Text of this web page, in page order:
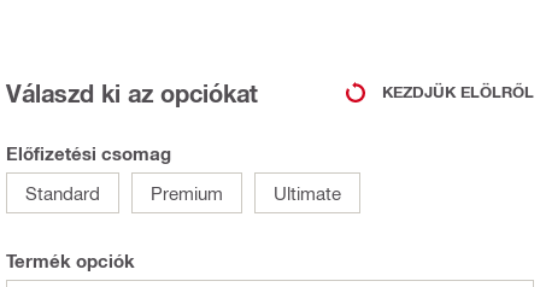
Válaszd ki az opciókat KEZDJÜK ELÖLRŐL
Előfizetési csomag
Standard
Premium Ultimate
Termék opciók